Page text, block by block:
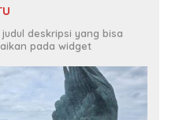
deskripsi yang bisa
pada widget